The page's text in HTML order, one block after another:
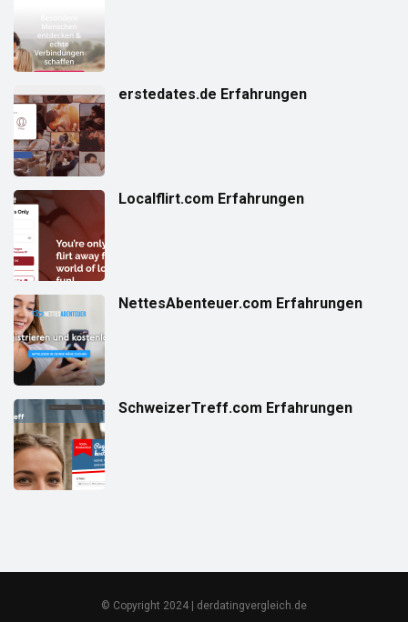
erstedates.de Erfahrungen
Localflirt.com Erfahrungen
NettesAbenteuer.com Erfahrungen
SchweizerTreff.com Erfahrungen
© Copyright 2024 | derdatingvergleich.de